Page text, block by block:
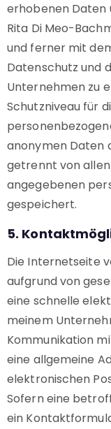
erhobenen Daten
Rita Di Meo-
und ferner mit
Datenschutz und
Unternehmen zu
Schutzniveau für
anonymen Daten
getrennt von
angegebenen
gespeichert.
5.
Die Internetseite
aufgrund von
eine schnelle
meinem
Kommunikation
eine allgemeine
elektronischen
Sofern eine
ein